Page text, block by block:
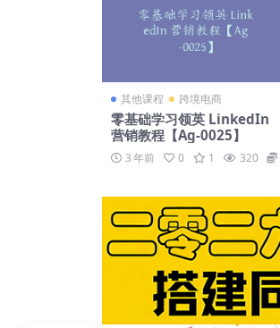
其他课程 跨境电商
零基础学习领英 LinkedIn
营销教程【Ag-0025】
3 年前 0 1 320